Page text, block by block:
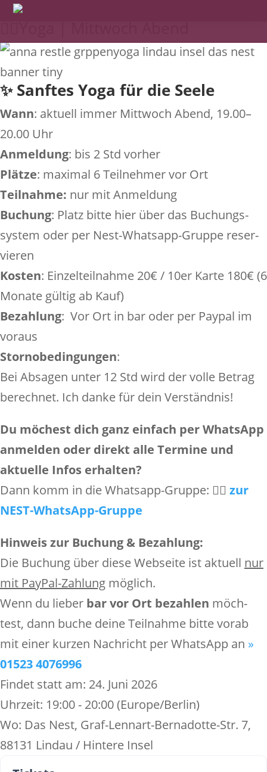
Gruppen-Yoga
✨ Sanftes Yoga für die Seele
Wann: aktuell immer Mitt­woch Abend, 19.00–
20.00 Uhr
Anmel­dung: bis 2 Std vorher
Plätze: maximal 6 Teil­nehmer vor Ort
Teil­nahme: nur mit Anmel­dung
Buchung: Platz bitte hier über das Buchungs­
system oder per Nest-Whatsapp-Gruppe reser­
vieren
Kosten: Einzel­teil­nahme 20€ / 10er Karte 180€ (6
Monate gültig ab Kauf)
Bezah­lung: Vor Ort in bar oder per Paypal im
voraus
Stor­no­be­din­gungen:
Bei Absagen unter 12 Std wird der volle Betrag
berechnet. Ich danke für dein Verständnis!
Du möchest dich ganz einfach per WhatsApp
anmelden oder direkt alle Termine und
aktu­elle Infos erhalten?
Dann komm in die Whatsapp-Gruppe: 👉🏻 zur
NEST-WhatsApp-Gruppe
Hinweis zur Buchung & Bezah­lung:
Die Buchung über diese Webseite ist aktuell nur
mit PayPal-Zahlung möglich.
Wenn du lieber bar vor Ort bezahlen möch­
test, dann buche deine Teil­nahme bitte vorab
mit einer kurzen Nach­richt per WhatsApp an »
01523 4076996
Findet statt am: 24. Juni 2026
Uhrzeit: 19:00 - 20:00(Europe/Berlin)
Wo: Das Nest, Graf-Lennart-Bernadotte-Str. 7,
88131 Lindau / Hintere Insel